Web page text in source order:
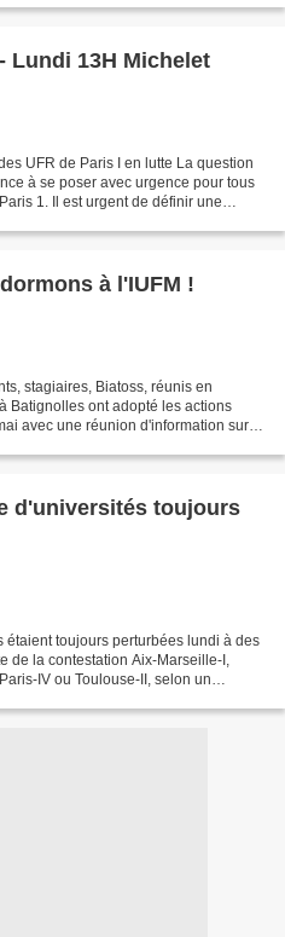
Lundi 13H Michelet
UFR de Paris I en lutte La question
à se poser avec urgence pour tous
1. Il est urgent de définir une
à l'IUFM !
stagiaires, Biatoss, réunis en
Batignolles ont adopté les actions
avec une réunion d'information sur
d'universités toujours
toujours perturbées lundi à des
de la contestation Aix-Marseille-I,
IV ou Toulouse-II, selon un